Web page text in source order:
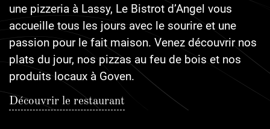
une pizzeria à Lassy, Le Bistrot d’Angel vous
accueille tous les jours avec le sourire et une
passion pour le fait maison. Venez découvrir nos
plats du jour, nos pizzas au feu de bois et nos
produits locaux à Goven.
Découvrir le restaurant